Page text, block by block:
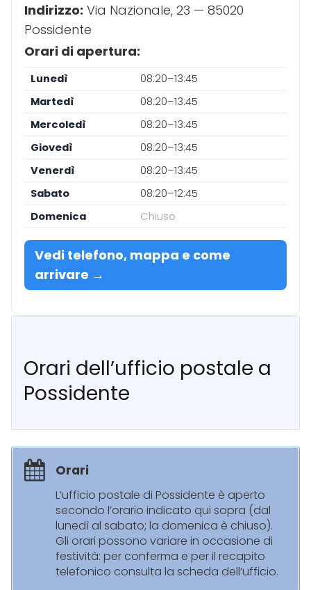
Indirizzo: Via Nazionale, 23 — 85020
Possidente
Orari di apertura:
Lunedì
08:20–13:45
Martedì
08:20–13:45
Mercoledì
08:20–13:45
Giovedì
08:20–13:45
Venerdì
08:20–13:45
Sabato
08:20–12:45
Domenica
Chiuso
Vedi telefono, mappa e come
arrivare →
Orari dell’ufficio postale a
Possidente
Orari
L’ufficio postale di Possidente è aperto
secondo l’orario indicato qui sopra (dal
lunedì al sabato; la domenica è chiuso).
Gli orari possono variare in occasione di
festività: per conferma e per il recapito
telefonico consulta la scheda dell’ufficio.